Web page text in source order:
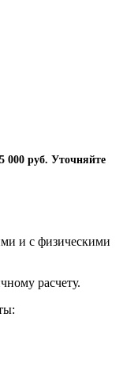
000 руб. Уточняйте
и с физическими
расчету.